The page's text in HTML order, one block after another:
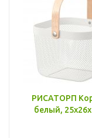
РИСАТОРП
белый,